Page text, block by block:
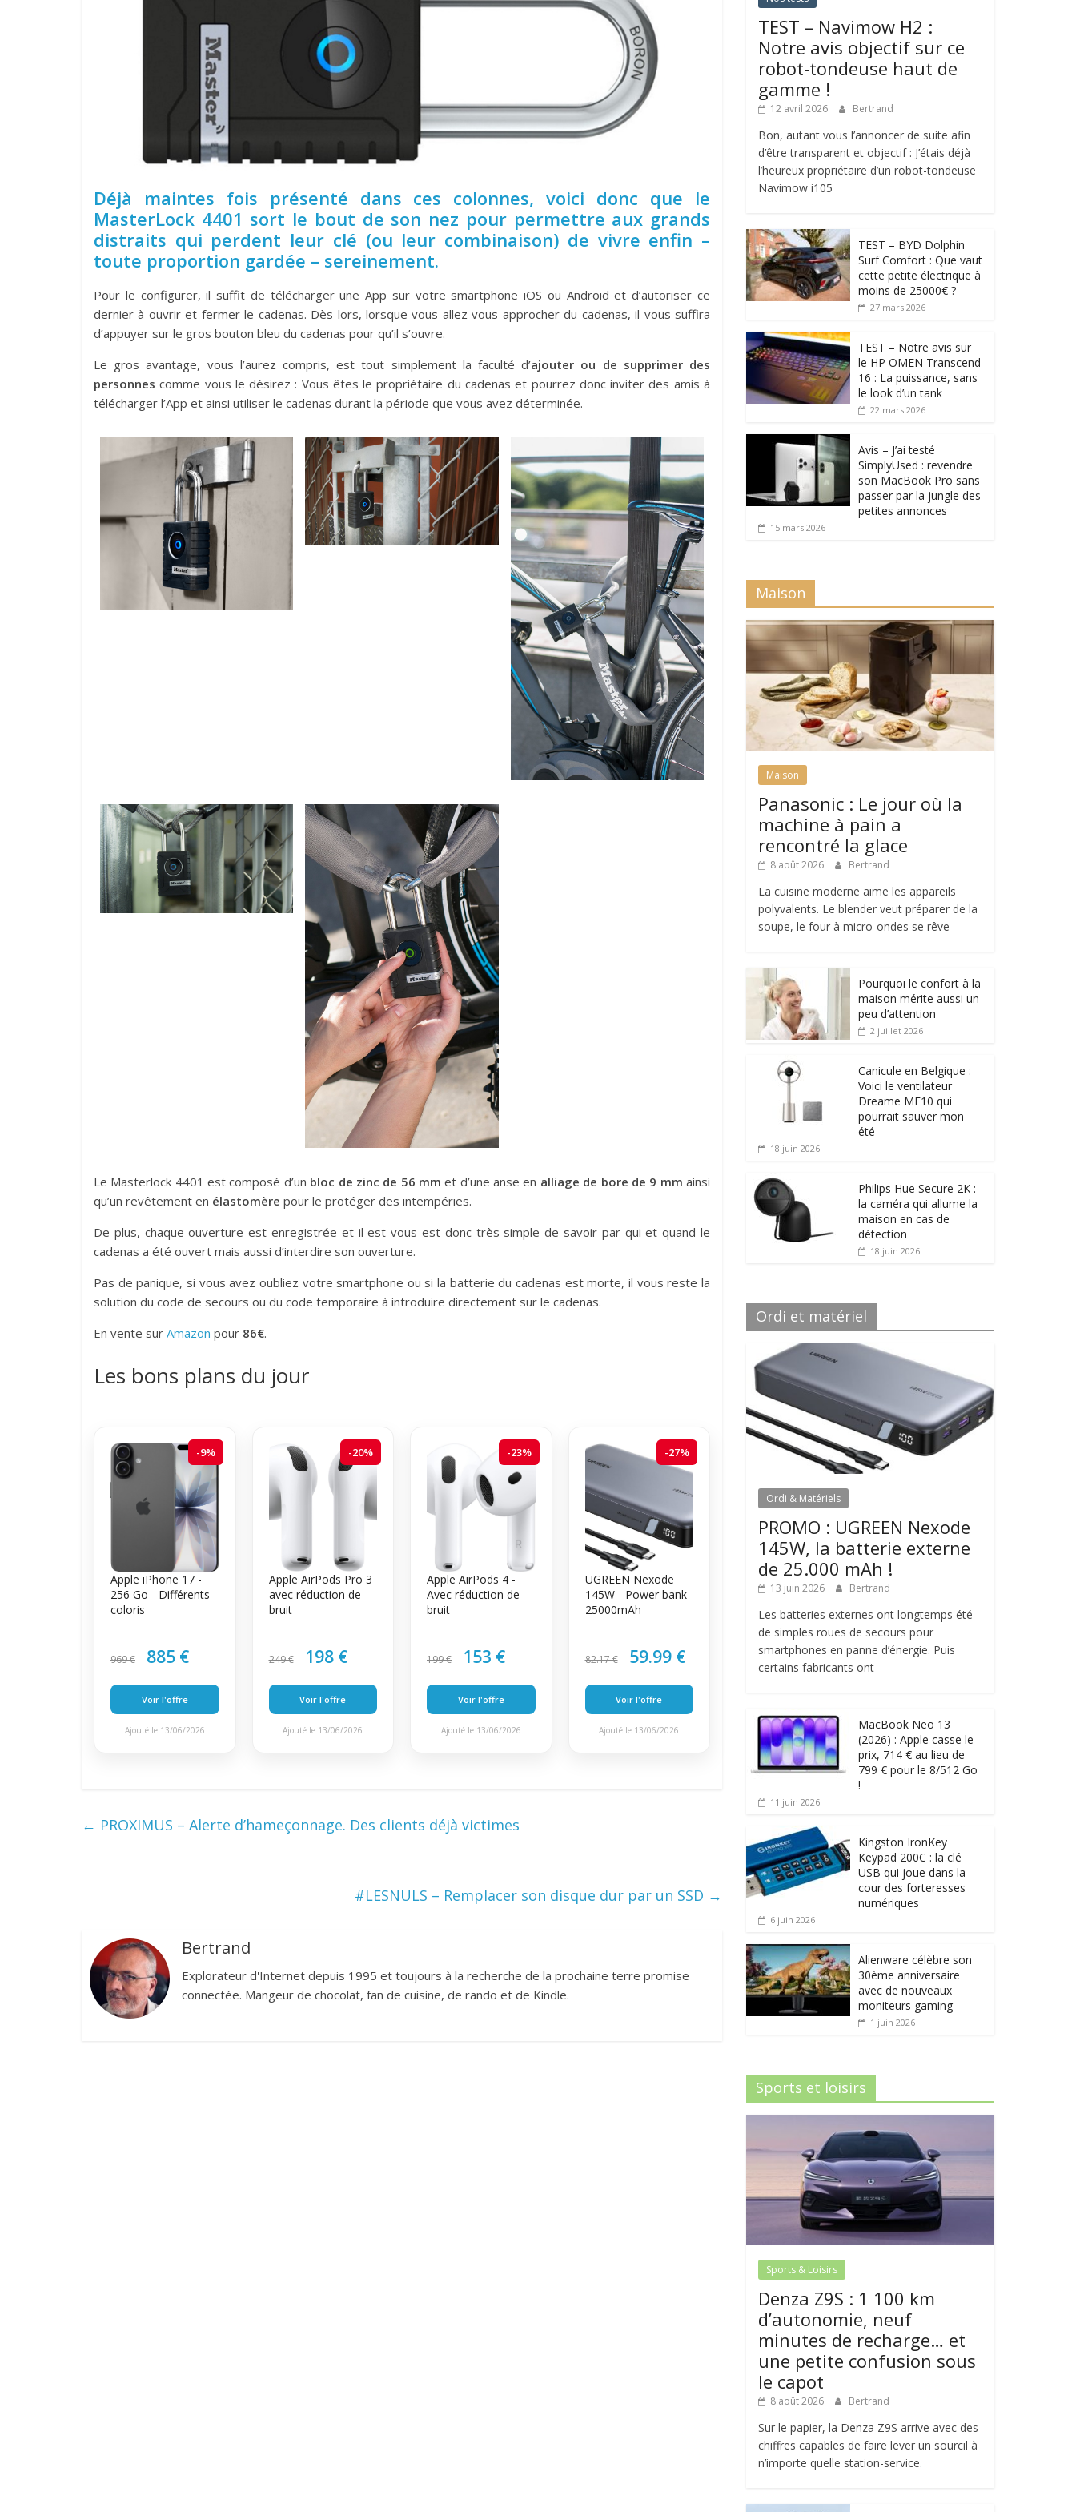
Déjà maintes fois présenté dans ces colonnes, voici donc que le
MasterLock 4401 sort le bout de son nez pour permettre aux grands
distraits qui perdent leur clé (ou leur combinaison) de vivre enfin –
toute proportion gardée – sereinement.
Pour le configurer, il suffit de télécharger une App sur votre smartphone iOS ou Android et d’autoriser ce
dernier à ouvrir et fermer le cadenas. Dès lors, lorsque vous allez vous approcher du cadenas, il vous suffira
d’appuyer sur le gros bouton bleu du cadenas pour qu’il s’ouvre.
Le gros avantage, vous l’aurez compris, est tout simplement la faculté d’ajouter ou de supprimer des
personnes comme vous le désirez : Vous êtes le propriétaire du cadenas et pourrez donc inviter des amis à
télécharger l’App et ainsi utiliser le cadenas durant la période que vous avez déterminée.
Le Masterlock 4401 est composé d’un bloc de zinc de 56 mm et d’une anse en alliage de bore de 9 mm ainsi
qu’un revêtement en élastomère pour le protéger des intempéries.
De plus, chaque ouverture est enregistrée et il est vous est donc très simple de savoir par qui et quand le
cadenas a été ouvert mais aussi d’interdire son ouverture.
Pas de panique, si vous avez oubliez votre smartphone ou si la batterie du cadenas est morte, il vous reste la
solution du code de secours ou du code temporaire à introduire directement sur le cadenas.
En vente sur Amazon pour 86€.
Les bons plans du jour
-9%
Apple iPhone 17 -
256 Go - Différents
coloris
969 € 885 €
Voir l'offre
Ajouté le 13/06/2026
-20%
Apple AirPods Pro 3
avec réduction de
bruit
249 € 198 €
Voir l'offre
Ajouté le 13/06/2026
-23%
Apple AirPods 4 -
Avec réduction de
bruit
199 € 153 €
Voir l'offre
Ajouté le 13/06/2026
-27%
UGREEN Nexode
145W - Power bank
25000mAh
82.17 € 59.99 €
Voir l'offre
Ajouté le 13/06/2026
← PROXIMUS – Alerte d’hameçonnage. Des clients déjà victimes
#LESNULS – Remplacer son disque dur par un SSD →
Bertrand
Explorateur d'Internet depuis 1995 et toujours à la recherche de la prochaine terre promise
connectée. Mangeur de chocolat, fan de cuisine, de rando et de Kindle.
TEST – Navimow H2 :
Notre avis objectif sur ce
robot-tondeuse haut de
gamme !
12 avril 2026 Bertrand
Bon, autant vous l’annoncer de suite afin
d’être transparent et objectif : J’étais déjà
l’heureux propriétaire d’un robot-tondeuse
Navimow i105
TEST – BYD Dolphin
Surf Comfort : Que vaut
cette petite électrique à
moins de 25000€ ?
27 mars 2026
TEST – Notre avis sur
le HP OMEN Transcend
16 : La puissance, sans
le look d’un tank
22 mars 2026
Avis – J’ai testé
SimplyUsed : revendre
son MacBook Pro sans
passer par la jungle des
petites annonces
15 mars 2026
Maison
Maison
Panasonic : Le jour où la
machine à pain a
rencontré la glace
8 août 2026 Bertrand
La cuisine moderne aime les appareils
polyvalents. Le blender veut préparer de la
soupe, le four à micro-ondes se rêve
Pourquoi le confort à la
maison mérite aussi un
peu d’attention
2 juillet 2026
Canicule en Belgique :
Voici le ventilateur
Dreame MF10 qui
pourrait sauver mon
été
18 juin 2026
Philips Hue Secure 2K :
la caméra qui allume la
maison en cas de
détection
18 juin 2026
Ordi et matériel
Ordi & Matériels
PROMO : UGREEN Nexode
145W, la batterie externe
de 25.000 mAh !
13 juin 2026 Bertrand
Les batteries externes ont longtemps été
de simples roues de secours pour
smartphones en panne d’énergie. Puis
certains fabricants ont
MacBook Neo 13
(2026) : Apple casse le
prix, 714 € au lieu de
799 € pour le 8/512 Go
!
11 juin 2026
Kingston IronKey
Keypad 200C : la clé
USB qui joue dans la
cour des forteresses
numériques
6 juin 2026
Alienware célèbre son
30ème anniversaire
avec de nouveaux
moniteurs gaming
1 juin 2026
Sports et loisirs
Sports & Loisirs
Denza Z9S : 1 100 km
d’autonomie, neuf
minutes de recharge… et
une petite confusion sous
le capot
8 août 2026 Bertrand
Sur le papier, la Denza Z9S arrive avec des
chiffres capables de faire lever un sourcil à
n’importe quelle station-service.